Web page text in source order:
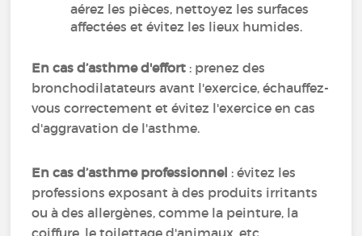
aérez les pièces, nettoyez les surfaces
affectées et évitez les lieux humides.
En cas d’asthme d'effort : prenez des
bronchodilatateurs avant l'exercice, échauffez-
vous correctement et évitez l'exercice en cas
d'aggravation de l'asthme.
En cas d’asthme professionnel : évitez les
professions exposant à des produits irritants
ou à des allergènes, comme la peinture, la
coiffure, le toilettage d'animaux, etc.